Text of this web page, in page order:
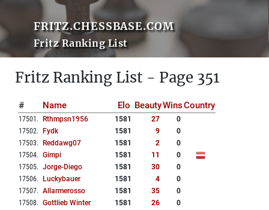
FRITZ.CHESSBASE.COM
Fritz Ranking List
Fritz Ranking List - Page 351
# Name Elo BeautyWinsCountry
17501 . Rthmpsn1956 1581 27
0
17502. Fydk 1581 9
0
17503. Reddawg07 1581 2
0
17504. Gimpi 1581 11
0
17505. Jorge-Diego 1581 30
0
17506. Luckybauer 1581 4
0
17507. Allarmerosso 1581 35
0
17508. Gottlieb Winter 1581 26
0